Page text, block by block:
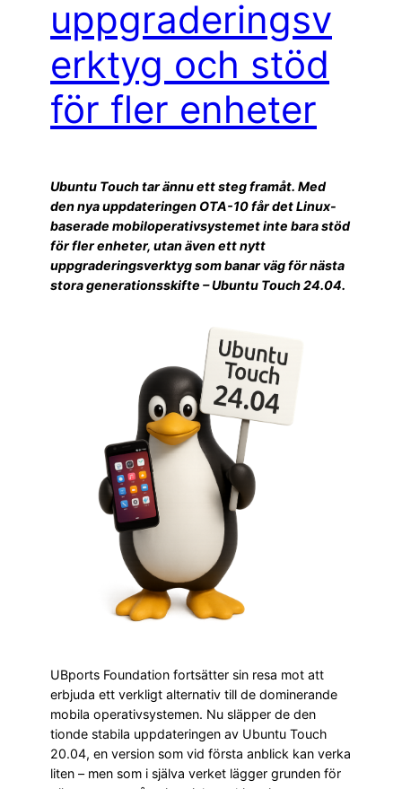
uppgraderingsv
erktyg och stöd
för fler enheter
Ubuntu Touch tar ännu ett steg framåt. Med
den nya uppdateringen OTA-10 får det Linux-
baserade mobiloperativsystemet inte bara stöd
för fler enheter, utan även ett nytt
uppgraderingsverktyg som banar väg för nästa
stora generationsskifte – Ubuntu Touch 24.04.
UBports Foundation fortsätter sin resa mot att
erbjuda ett verkligt alternativ till de dominerande
mobila operativsystemen. Nu släpper de den
tionde stabila uppdateringen av Ubuntu Touch
20.04, en version som vid första anblick kan verka
liten – men som i själva verket lägger grunden för